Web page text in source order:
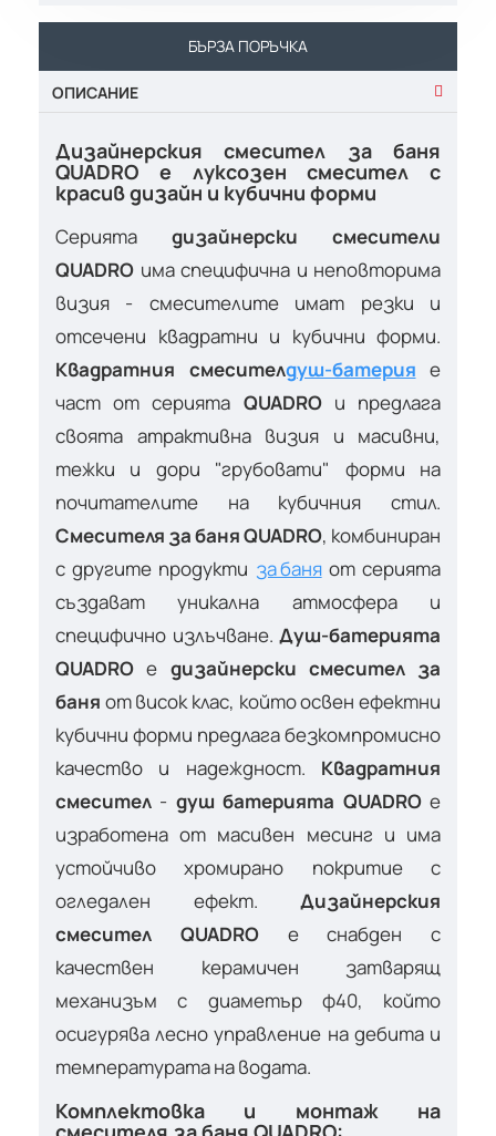
БЪРЗА ПОРЪЧКА
ОПИСАНИЕ
Дизайнерския смесител за баня
QUADRO е луксозен смесител с
красив дизайн и кубични форми
Серията дизайнерски смесители
QUADRO има специфична и неповторима
визия - смесителите имат резки и
отсечени квадратни и кубични форми.
Квадратния смесителдуш-батерия е
част от серията QUADROи предлага
своята атрактивна визия и масивни,
тежки и дори "грубовати" форми на
почитателите на кубичния стил.
Смесителя за баня QUADRO, комбиниран
с другите продукти за баняот серията
създават уникална атмосфера и
специфично излъчване. Душ-батерията
QUADRO е дизайнерски смесител за
баня от висок клас, който освен ефектни
кубични форми предлага безкомпромисно
качество и надеждност. Квадратния
смесител - душ батерията QUADROе
изработена от масивен месинг и има
устойчиво хромирано покритие с
огледален ефект. Дизайнерския
смесител QUADROе снабден с
качествен керамичен затварящ
механизъм с диаметър ф40, който
осигурява лесно управление на дебита и
температурата на водата.
Комплектовка и монтаж на